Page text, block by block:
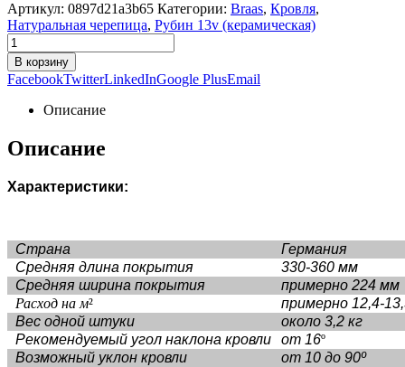
Артикул: 0897d21a3b65 Категории: Braas, Кровля,
Натуральная черепица, Рубин 13v (керамическая)
В корзину
FacebookTwitterLinkedInGoogle PlusEmail
Описание
Описание
Характеристики:
Страна
Германия
Средняя длина покрытия
330-360 мм
Средняя ширина покрытия
примерно 224 мм
Расход на м²
примерно 12,4-
Вес одной штуки
около 3,2 кг
Рекомендуемый угол наклона кровли
от 16º
Возможный уклон кровли
от 10 до 90º